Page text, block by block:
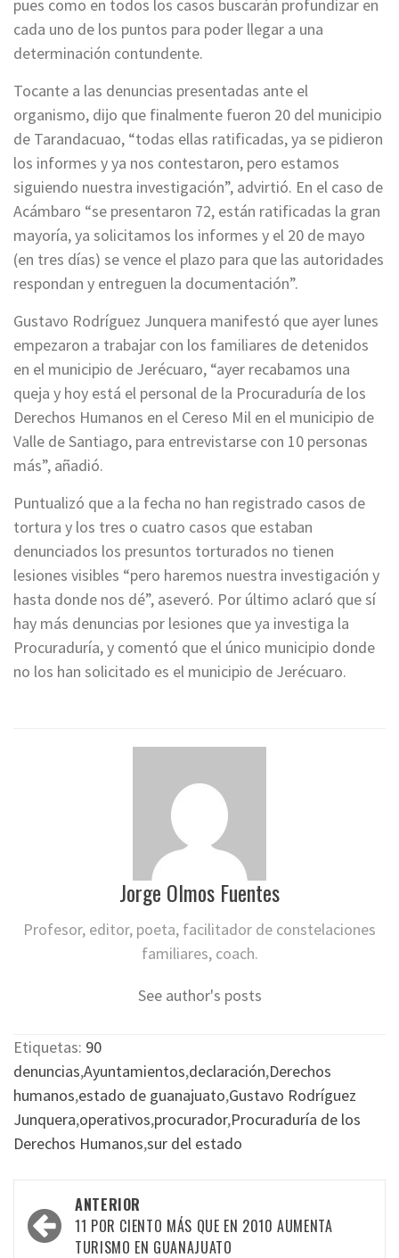
pues como en todos los casos buscarán profundizar en
cada uno de los puntos para poder llegar a una
determinación contundente.
Tocante a las denuncias presentadas ante el
organismo, dijo que finalmente fueron 20 del municipio
de Tarandacuao, “todas ellas ratificadas, ya se pidieron
los informes y ya nos contestaron, pero estamos
siguiendo nuestra investigación”, advirtió. En el caso de
Acámbaro “se presentaron 72, están ratificadas la gran
mayoría, ya solicitamos los informes y el 20 de mayo
(en tres días) se vence el plazo para que las autoridades
respondan y entreguen la documentación”.
Gustavo Rodríguez Junquera manifestó que ayer lunes
empezaron a trabajar con los familiares de detenidos
en el municipio de Jerécuaro, “ayer recabamos una
queja y hoy está el personal de la Procuraduría de los
Derechos Humanos en el Cereso Mil en el municipio de
Valle de Santiago, para entrevistarse con 10 personas
más”, añadió.
Puntualizó que a la fecha no han registrado casos de
tortura y los tres o cuatro casos que estaban
denunciados los presuntos torturados no tienen
lesiones visibles “pero haremos nuestra investigación y
hasta donde nos dé”, aseveró. Por último aclaró que sí
hay más denuncias por lesiones que ya investiga la
Procuraduría, y comentó que el único municipio donde
no los han solicitado es el municipio de Jerécuaro.
Jorge Olmos Fuentes
Profesor, editor, poeta, facilitador de constelaciones
familiares, coach.
See author's posts
Etiquetas: 90
denuncias,Ayuntamientos,declaración,Derechos
humanos,estado de guanajuato,Gustavo Rodríguez
Junquera,operativos,procurador,Procuraduría de los
Derechos Humanos,sur del estado
Navegación
por
ANTERIOR
11 POR CIENTO MÁS QUE EN 2010 AUMENTA
TURISMO EN GUANAJUATO